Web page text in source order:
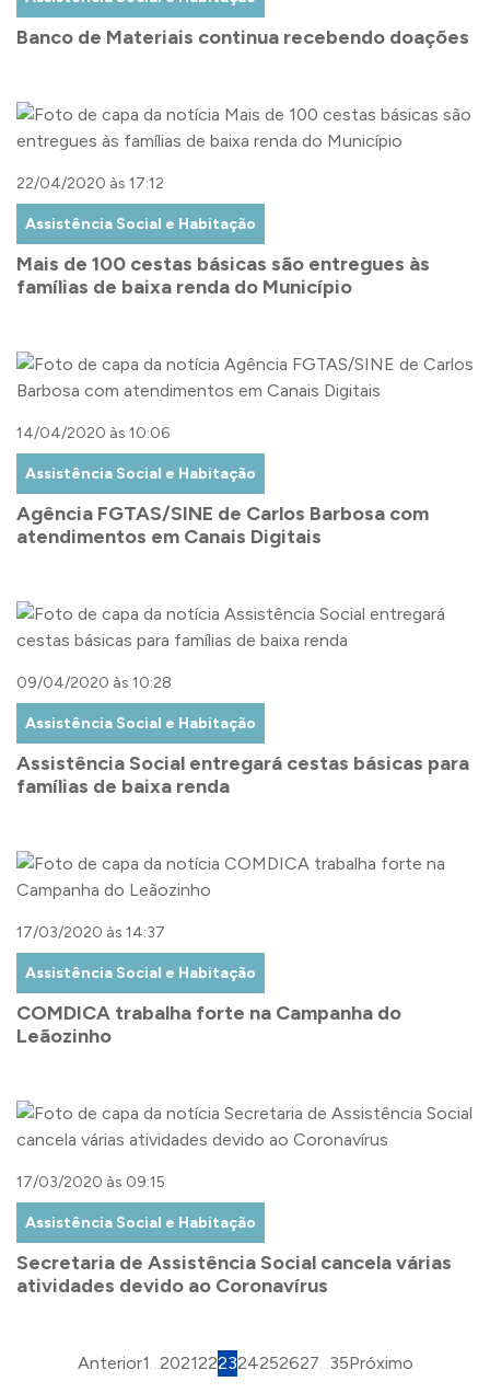
Banco de Materiais continua recebendo doações
22/04/2020 às 17:12
Assistência Social e Habitação
Mais de 100 cestas básicas são entregues às
famílias de baixa renda do Município
14/04/2020 às 10:06
Assistência Social e Habitação
Agência FGTAS/SINE de Carlos Barbosa com
atendimentos em Canais Digitais
09/04/2020 às 10:28
Assistência Social e Habitação
Assistência Social entregará cestas básicas para
famílias de baixa renda
17/03/2020 às 14:37
Assistência Social e Habitação
COMDICA trabalha forte na Campanha do
Leãozinho
17/03/2020 às 09:15
Assistência Social e Habitação
Secretaria de Assistência Social cancela várias
atividades devido ao Coronavírus
Anterior1...2021222324252627...35Próximo